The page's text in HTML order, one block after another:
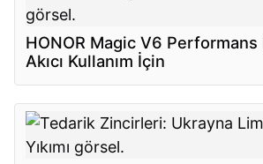
HONOR Magic V6 Performans
Akıcı Kullanım İçin